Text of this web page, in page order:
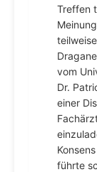
Treffen
vom
Dr.
einer
führte